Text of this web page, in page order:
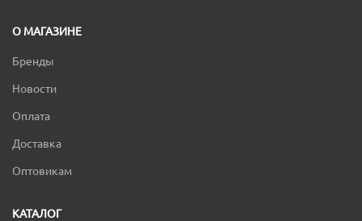
О МАГАЗИНЕ
Бренды
Новости
Оплата
Доставка
Оптовикам
КАТАЛОГ